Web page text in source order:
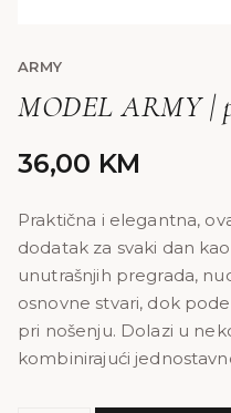
ARMY
MODEL ARMY |
36,00 KM
Praktična i elegantna,
dodatak za svaki dan
unutrašnjih pregrada,
osnovne stvari, dok
pri nošenju. Dolazi u
kombinirajući